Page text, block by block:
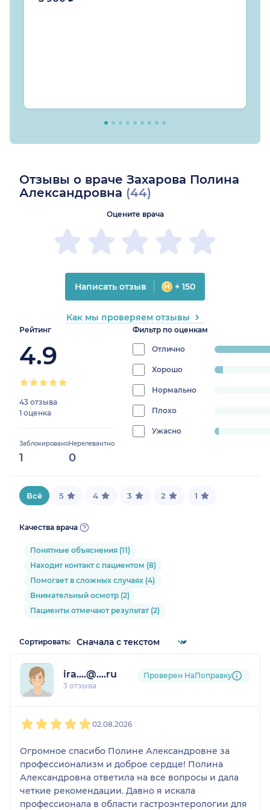
Отзывы о враче Захарова Полина
Александровна (44)
Рейтинг
4.9
43 отзыва
1 оценка
Заблокировано
1
Нерелевантно
0
Фильтр по оценкам
Отлично
progress:
Хорошо
4.545454545454546%
Нормально
0%
Плохо
progress:
Ужасно
2.272727272727273%
Оцените врача
Написать отзыв + 150
Как мы проверяем отзывы
Всё 5 4 3 2 1
Качества врача
Понятные объяснения (11)
Находит контакт с пациентом (8)
Помогает в сложных случаях (4)
Внимательный осмотр (2)
Пациенты отмечают результат (2)
Сортировать:
ira....@....ru
3 отзыва
Проверен НаПоправку
02.08.2026
Огромное спасибо Полине Александровне за
профессионализм и доброе сердце! Полина
Александровна ответила на все вопросы и дала
четкие рекомендации. Давно я искала
профессионала в области гастроэнтерологии для